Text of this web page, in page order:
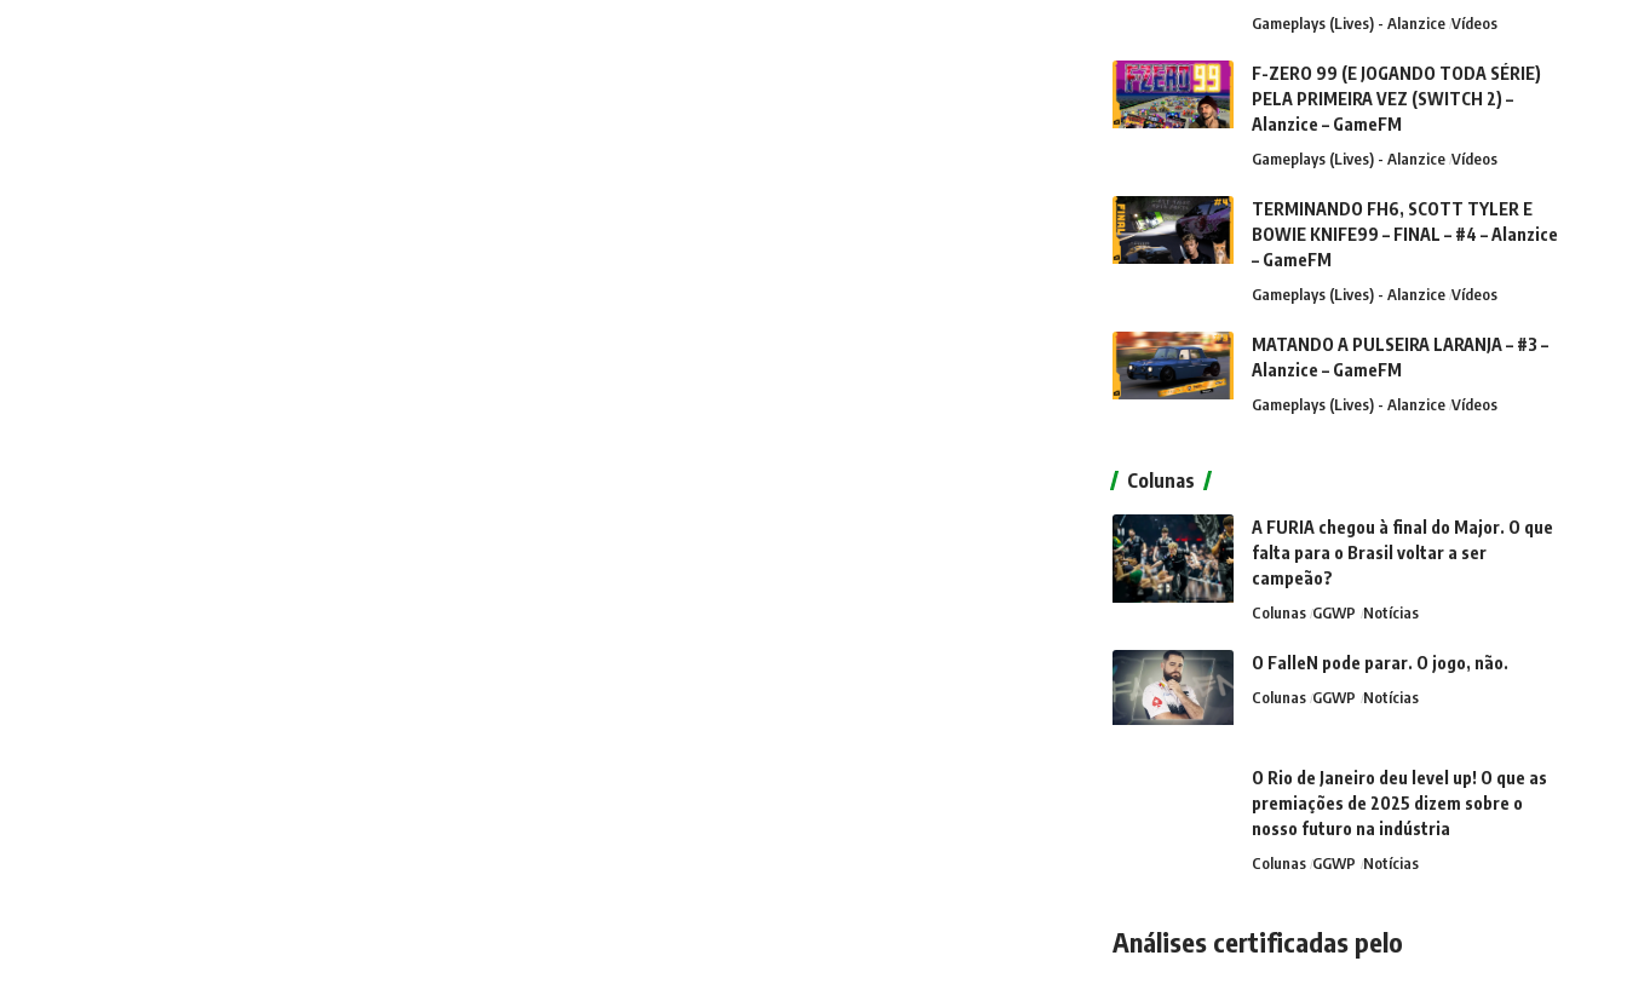
Gameplays (Lives) - Alanzice Vídeos
F-ZERO 99 (E JOGANDO TODA SÉRIE)
PELA PRIMEIRA VEZ (SWITCH 2) –
Alanzice – GameFM
Gameplays (Lives) - Alanzice Vídeos
TERMINANDO FH6, SCOTT TYLER E
BOWIE KNIFE99 – FINAL – #4 – Alanzice
– GameFM
Gameplays (Lives) - Alanzice Vídeos
MATANDO A PULSEIRA LARANJA – #3 –
Alanzice – GameFM
Gameplays (Lives) - Alanzice Vídeos
Colunas
A FURIA chegou à final do Major. O que
falta para o Brasil voltar a ser
campeão?
Colunas GGWP Notícias
O FalleN pode parar. O jogo, não.
Colunas GGWP Notícias
O Rio de Janeiro deu level up! O que as
premiações de 2025 dizem sobre o
nosso futuro na indústria
Colunas GGWP Notícias
Análises certificadas pelo